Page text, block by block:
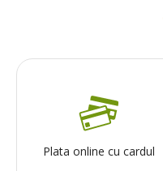
Plata online cu cardul